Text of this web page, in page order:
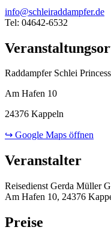
info@schleiraddampfer.de
Tel: 04642-6532
Raddampfer Schlei Princess
Am Hafen 10
24376 Kappeln
↪ Google Maps öffnen
Veranstalter
Reisedienst Gerda Müller
Am Hafen 10, 24376
Preise